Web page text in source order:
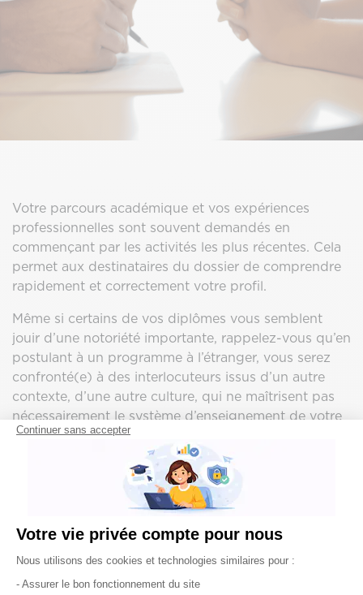
Continuer sans accepter
Votre vie privée compte pour nous
Plateforme de Gestion du Consentement :
Nous utilisons des cookies et technologies similaires pour :
- Assurer le bon fonctionnement du site
Votre parcours académique et vos expériences
professionnelles sont souvent demandés en
commençant par les activités les plus récentes. Cela
permet aux destinataires du dossier de comprendre
rapidement et correctement votre profil.
Même si certains de vos diplômes vous semblent
jouir d’une notoriété importante, rappelez-vous qu’en
postulant à un programme à l’étranger, vous serez
confronté(e) à des interlocuteurs issus d’un autre
contexte, d’une autre culture, qui ne maîtrisent pas
nécessairement le système d’enseignement de votre
pays.
Il est donc crucial de communiquer une information
claire, ordonnée et conforme aux consignes
3. Fournissez toutes les